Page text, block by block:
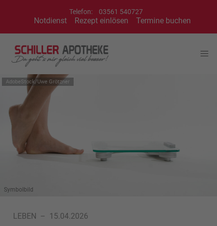
Telefon: 03561 540727
Notdienst Rezept einlösen Termine buchen
AdobeStock/Uwe Grötzner
Symbolbild
LEBEN – 15.04.2026